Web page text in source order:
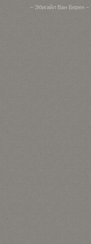
– Эбигайл Ван Берен –